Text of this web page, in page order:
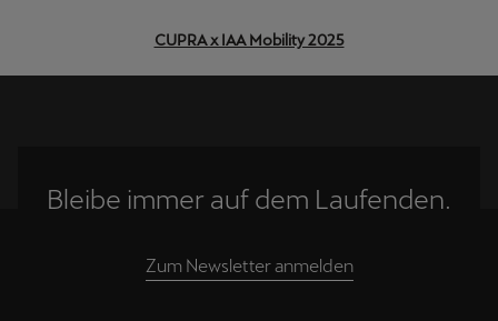
CUPRA x IAA Mobility 2025
Bleibe immer auf dem Laufenden.
Zum Newsletter anmelden